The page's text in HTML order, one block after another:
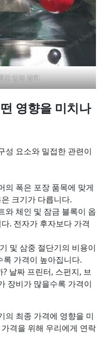
간 밀봉 장치
영향을 미치나
성 요소와 밀접한 관련이
의 폭은 포장 품목에 맞게
크기가 다릅니다.
와 체인 및 잠금 블록이 옵
. 전자가 후자보다 가격
및 삼중 절단기의 비용이
가격이 높아집니다.
날짜 프린터, 스펀지, 브
장비가 많을수록 가격이
의 최종 가격에 영향을 미
격을 위해 우리에게 연락